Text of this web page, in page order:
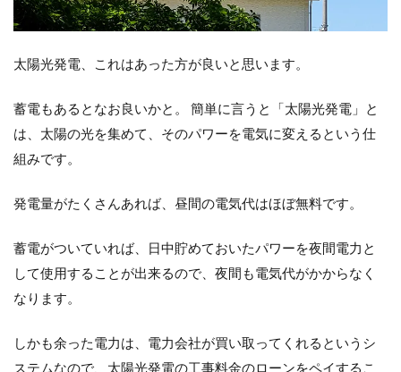
園の
近所
意点
建て
る場
所③
老人
近所
意点
14
建て
お墓
の近
太陽光発電、これはあった方が良いと思います。
蓄電もあるとなお良いかと。 簡単に言うと「太陽光発電」と
は、太陽の光を集めて、そのパワーを電気に変えるという仕
組みです。
発電量がたくさんあれば、昼間の電気代はほぼ無料です。
蓄電がついていれば、日中貯めておいたパワーを夜間電力と
して使用することが出来るので、夜間も電気代がかからなく
なります。
しかも余った電力は、電力会社が買い取ってくれるというシ
ステムなので、太陽光発電の工事料金のローンをペイするこ